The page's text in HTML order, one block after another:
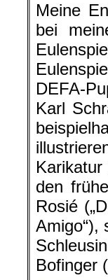
Meine
bei
DEFA-
Karl
den
Rosié
Amigo“),
Bofinger